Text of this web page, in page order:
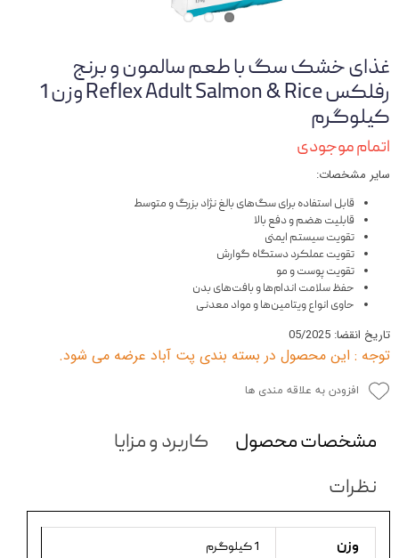
غذای خشک سگ با طعم سالمون و برنج
رفلکس Reflex Adult Salmon & Rice وزن 1
کیلوگرم
اتمام موجودی
سایر مشخصات:
قابل استفاده برای سگ‌‌های بالغ نژاد بزرگ و متوسط
قابلیت هضم و دفع بالا
تقویت سیستم ایمنی
تقویت عملکرد دستگاه گوارش
تقویت پوست و مو
حفظ سلامت اندام‌ها و بافت‌های بدن
حاوی انواع ویتامین‌ها و مواد معدنی
تاریخ انقضا: 05/2025
توجه : این محصول در بسته بندی پت آباد عرضه می شود.
افزودن به علاقه مندی ها
مشخصات محصول
کاربرد و مزایا
نظرات
وزن 1 کیلوگرم